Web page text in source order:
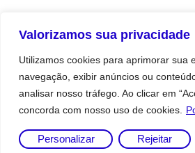
Valorizamos sua privacidade
Utilizamos cookies para aprimorar sua
navegação, exibir anúncios ou
analisar nosso tráfego. Ao clicar em
concorda com nosso uso de cookies.
Personalizar Rejeitar